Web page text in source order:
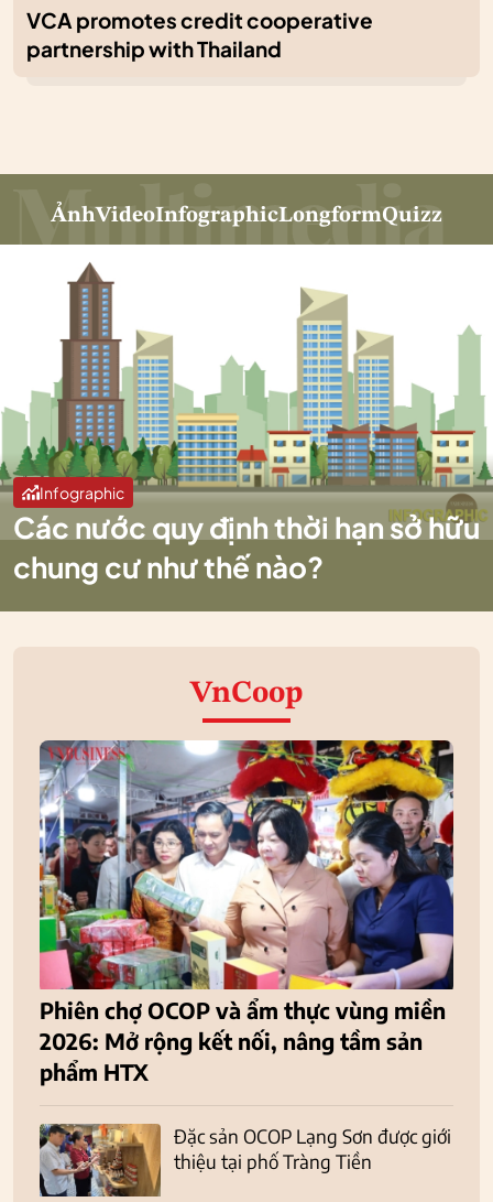
VCA promotes credit cooperative
partnership with Thailand
ẢnhVideoInfographicLongformQuizz
Infographic
Các nước quy định thời hạn sở hữu
chung cư như thế nào?
VnCoop
Phiên chợ OCOP và ẩm thực vùng miền
2026: Mở rộng kết nối, nâng tầm sản
phẩm HTX
Đặc sản OCOP Lạng Sơn được giới
thiệu tại phố Tràng Tiền